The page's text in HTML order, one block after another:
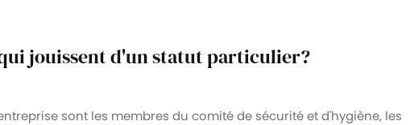
jouissent d'un statut particulier?
sont les membres du comité de sécurité et d'hygiène, les